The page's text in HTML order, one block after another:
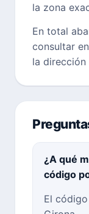
la zona
En total
consultar
la
¿A qué
código
El